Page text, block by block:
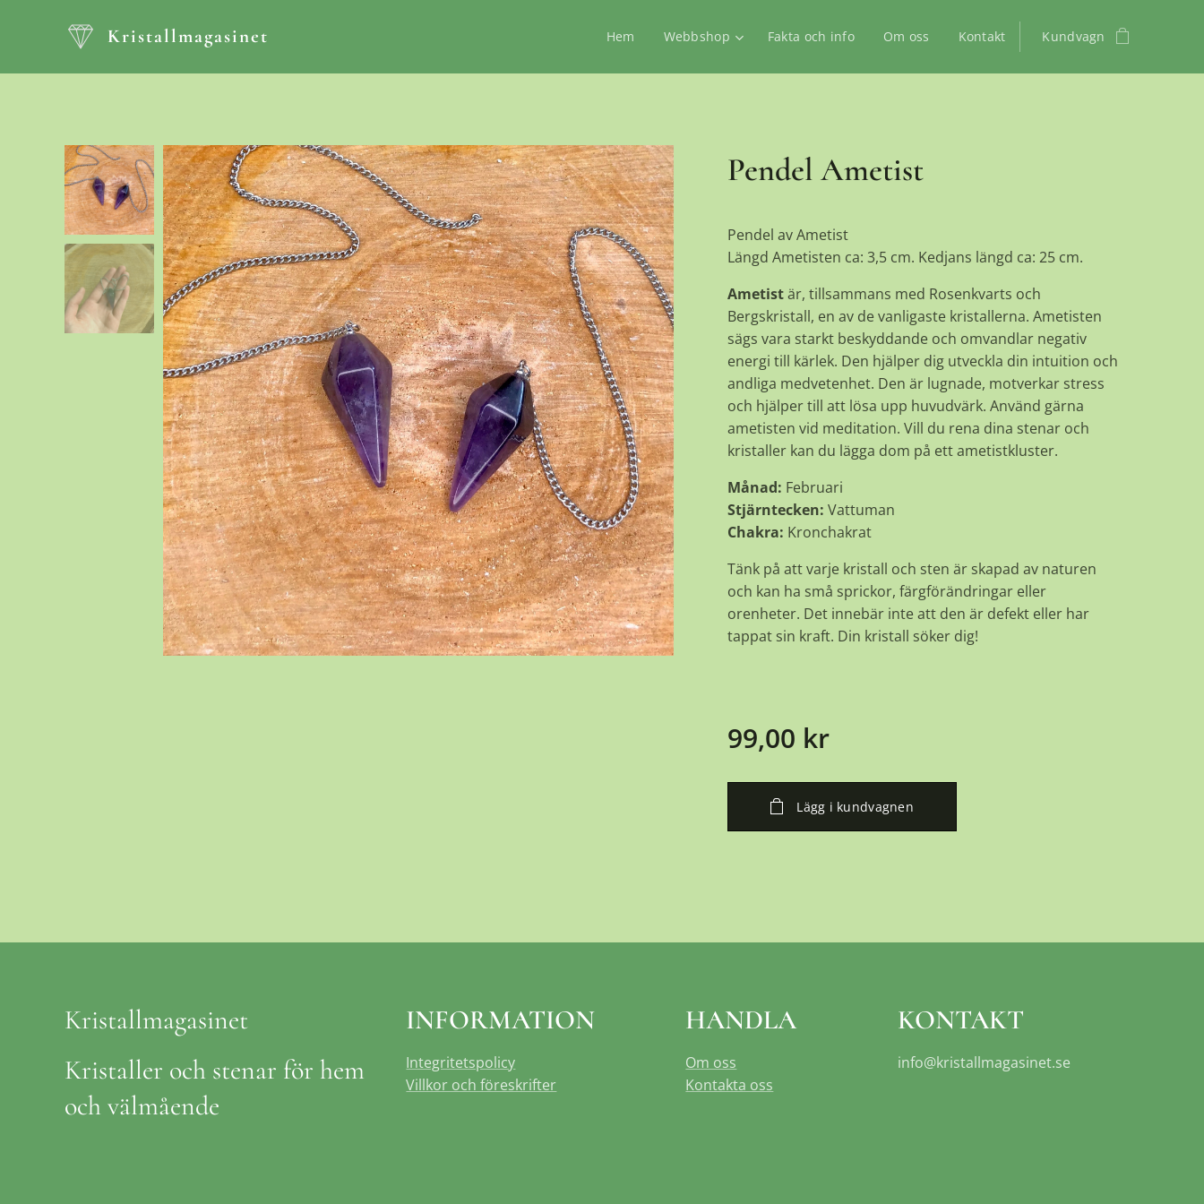
Kristallmagasinet Hem Webbshop Fakta och info Om oss Kontakt Kundvagn
Pendel Ametist
Pendel av Ametist
Längd Ametisten ca: 3,5 cm. Kedjans längd ca: 25 cm.
Ametistär, tillsammans med Rosenkvarts och
Bergskristall, en av de vanligaste kristallerna. Ametisten
sägs vara starkt beskyddande och omvandlar negativ
energi till kärlek. Den hjälper dig utveckla din intuition och
andliga medvetenhet. Den är lugnade, motverkar stress
och hjälper till att lösa upp huvudvärk. Använd gärna
ametisten vid meditation. Vill du rena dina stenar och
kristaller kan du lägga dom på ett ametistkluster.
Månad: Februari
Stjärntecken: Vattuman
Chakra: Kronchakrat
Tänk på att varje kristall och sten är skapad av naturen
och kan ha små sprickor, färgförändringar eller
orenheter. Det innebär inte att den är defekt eller har
tappat sin kraft. Din kristall söker dig!
99,00 kr
Lägg i kundvagnen
Kristallmagasinet
Kristaller och stenar för hem
och välmående
INFORMATION
Integritetspolicy
Villkor och föreskrifter
HANDLA
Om oss
Kontakta oss
KONTAKT
info@kristallmagasinet.se